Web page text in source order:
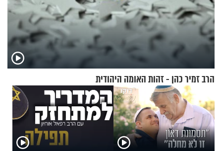
הרב זמיר כהן - זהות האומה היהודית